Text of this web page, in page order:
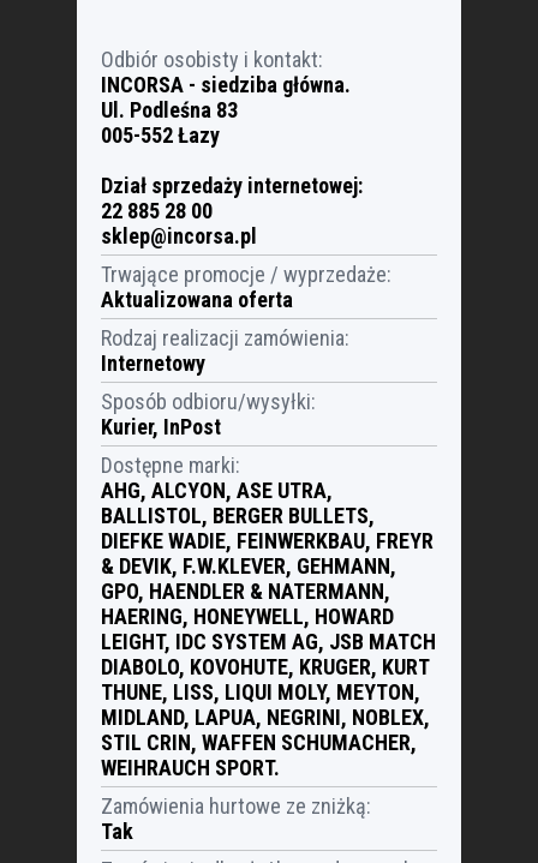
Odbiór osobisty i kontakt:
INCORSA - siedziba główna.
Ul. Podleśna 83
005-552 Łazy
Dział sprzedaży internetowej:
22 885 28 00
sklep@incorsa.pl
Trwające promocje / wyprzedaże:
Aktualizowana oferta
Rodzaj realizacji zamówienia:
Internetowy
Sposób odbioru/wysyłki:
Kurier, InPost
Dostępne marki:
AHG, ALCYON, ASE UTRA,
BALLISTOL, BERGER BULLETS,
DIEFKE WADIE, FEINWERKBAU, FREYR
& DEVIK, F.W.KLEVER, GEHMANN,
GPO, HAENDLER & NATERMANN,
HAERING, HONEYWELL, HOWARD
LEIGHT, IDC SYSTEM AG, JSB MATCH
DIABOLO, KOVOHUTE, KRUGER, KURT
THUNE, LISS, LIQUI MOLY, MEYTON,
MIDLAND, LAPUA, NEGRINI, NOBLEX,
STIL CRIN, WAFFEN SCHUMACHER,
WEIHRAUCH SPORT.
Zamówienia hurtowe ze zniżką:
Tak